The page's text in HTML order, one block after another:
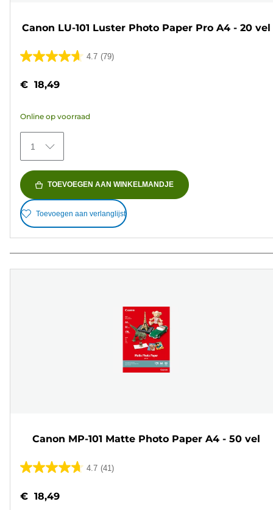
Canon LU-101 Luster Photo Paper Pro A4 - 20 vel
4.7 (79)
4.7
de
sterren.
79
beoordelingen
€ 18,49
Online op voorraad
1
TOEVOEGEN AAN WINKELMANDJE
Toevoegen aan verlanglijst
Canon MP-101 Matte Photo Paper A4 - 50 vel
4.7 (41)
4.7
de
€ 18,49